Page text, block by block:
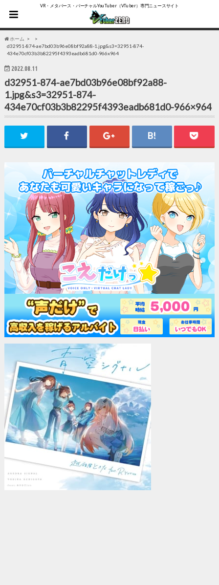
VR・メタバース・バーチャルYouTuber（VTuber）専門ニュースサイト
ホーム
d32951-874-ae7bd03b96e08bf92a88-1.jpg&s3=32951-874-
434e70cf03b3b82295f4393eadb681d0-966x964
2022.08.11
d32951-874-ae7bd03b96e08bf92a88-
1.jpg&s3=32951-874-
434e70cf03b3b82295f4393eadb681d0-966×964